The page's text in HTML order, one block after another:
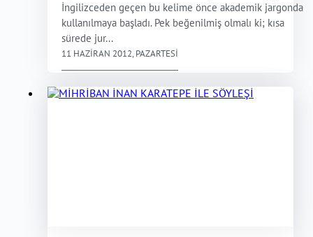
İngilizceden geçen bu kelime önce akademik jargonda
kullanılmaya başladı. Pek beğenilmiş olmalı ki; kısa
sürede jur...
11 HAZIRAN 2012, PAZARTESI